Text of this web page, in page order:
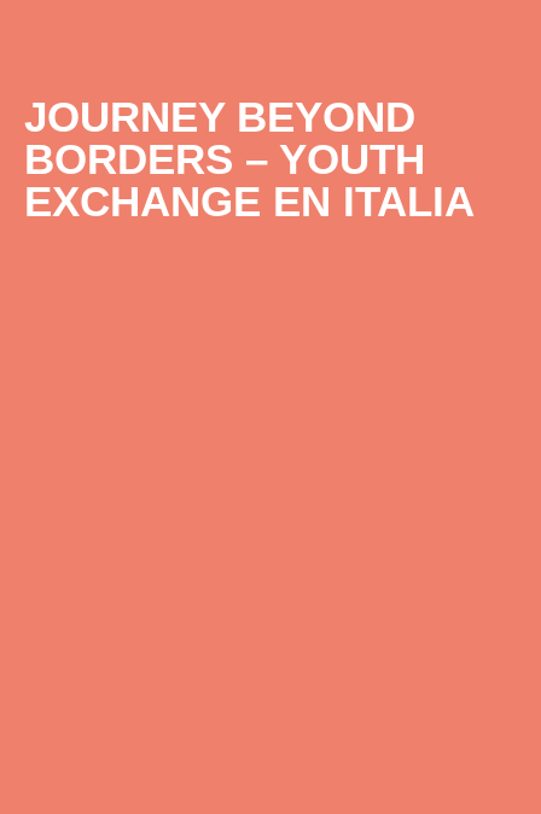
JOURNEY BEYOND
BORDERS – YOUTH
EXCHANGE EN ITALIA